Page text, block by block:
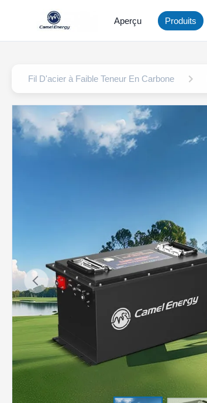
Aperçu Produits
Fil D'acier à Faible Teneur En Carbone